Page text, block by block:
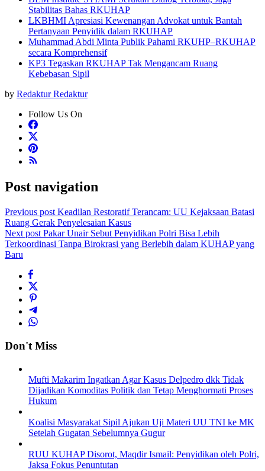
Stabilitas Bahas RKUHAP
LKBHMI Apresiasi Kewenangan Advokat untuk Bantah
Pertanyaan Penyidik dalam RKUHAP
Muhammad Abdi Minta Publik Pahami RKUHP–RKUHAP
secara Komprehensif
KP3 Tegaskan RKUHAP Tak Mengancam Ruang
Kebebasan Sipil
by Redaktur Redaktur
Follow Us On
Post navigation
Previous post Keadilan Restoratif Terancam: UU Kejaksaan Batasi
Ruang Gerak Penyelesaian Kasus
Next post Pakar Unair Sebut Penyidikan Polri Bisa Lebih
Terkoordinasi Tanpa Birokrasi yang Berlebih dalam KUHAP yang
Baru
Don't Miss
Mufti Makarim Ingatkan Agar Kasus Delpedro dkk Tidak
Dijadikan Komoditas Politik dan Tetap Menghormati Proses
Hukum
Koalisi Masyarakat Sipil Ajukan Uji Materi UU TNI ke MK
Setelah Gugatan Sebelumnya Gugur
RUU KUHAP Disorot, Maqdir Ismail: Penyidikan oleh Polri,
Jaksa Fokus Penuntutan